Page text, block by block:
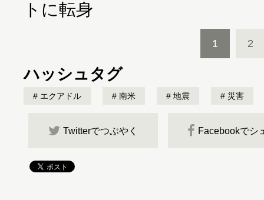
トに転身
1 2
ハッシュタグ
エクアドル 南米 地震 災害
Twitterでつぶやく Facebookでシ